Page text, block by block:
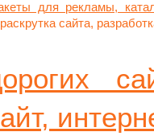
для рекламы,